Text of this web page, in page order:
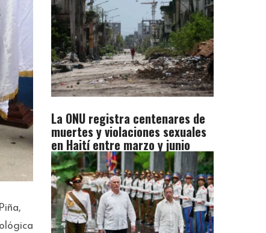
La ONU registra centenares de
muertes y violaciones sexuales
en Haití entre marzo y junio